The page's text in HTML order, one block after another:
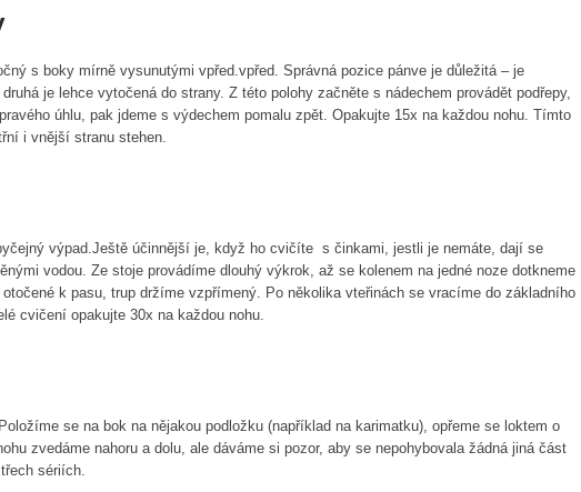
s boky mírně vysunutými vpřed.vpřed. Správná pozice pánve je důležitá – je
je lehce vytočená do strany. Z této polohy začněte s nádechem provádět podřepy,
úhlu, pak jdeme s výdechem pomalu zpět. Opakujte 15x na každou nohu. Tímto
i vnější stranu stehen.
výpad.Ještě účinnější je, když ho cvičíte s činkami, jestli je nemáte, dají se
vodou. Ze stoje provádíme dlouhý výkrok, až se kolenem na jedné noze dotkneme
k pasu, trup držíme vzpřímený. Po několika vteřinách se vracíme do základního
cvičení opakujte 30x na každou nohu.
se na bok na nějakou podložku (například na karimatku), opřeme se loktem o
zvedáme nahoru a dolu, ale dáváme si pozor, aby se nepohybovala žádná jiná část
sériích.